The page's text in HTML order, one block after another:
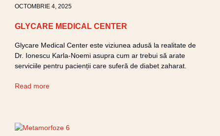
OCTOMBRIE 4, 2025
GLYCARE MEDICAL CENTER
Glycare Medical Center este viziunea adusă la realitate de
Dr. Ionescu Karla-Noemi asupra cum ar trebui să arate
serviciile pentru pacienții care suferă de diabet zaharat.
Read more